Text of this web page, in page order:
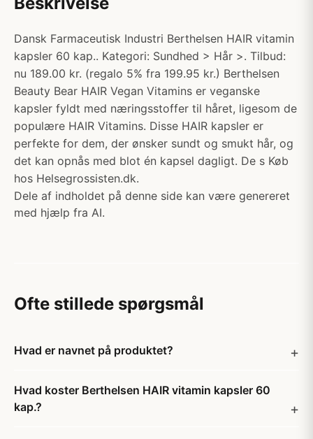
Dansk Farmaceutisk Industri Berthelsen HAIR vitamin
kapsler 60 kap.. Kategori: Sundhed > Hår >. Tilbud:
nu 189.00 kr. (regalo 5% fra 199.95 kr.) Berthelsen
Beauty Bear HAIR Vegan Vitamins er veganske
kapsler fyldt med næringsstoffer til håret, ligesom de
populære HAIR Vitamins. Disse HAIR kapsler er
perfekte for dem, der ønsker sundt og smukt hår, og
det kan opnås med blot én kapsel dagligt. De s Køb
hos Helsegrossisten.dk.
Dele af indholdet på denne side kan være genereret
med hjælp fra AI.
Ofte stillede spørgsmål
Hvad er navnet på produktet?
Hvad koster Berthelsen HAIR vitamin kapsler 60
kap.?